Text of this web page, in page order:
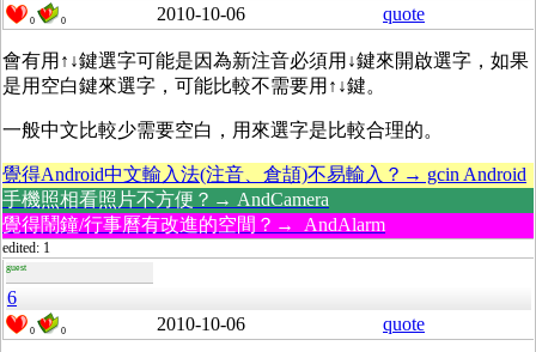
0 0 2010-10-06 quote
會有用↑↓鍵選字可能是因為新注音必須用↓鍵來開啟選字，如果
是用空白鍵來選字，可能比較不需要用↑↓鍵。
一般中文比較少需要空白，用來選字是比較合理的。
覺得Android中文輸入法(注音、倉頡)不易輸入？→ gcin Android
手機照相看照片不方便？→ AndCamera
覺得鬧鐘/行事曆有改進的空間？→ AndAlarm
edited: 1
guest
6
0 0 2010-10-06 quote